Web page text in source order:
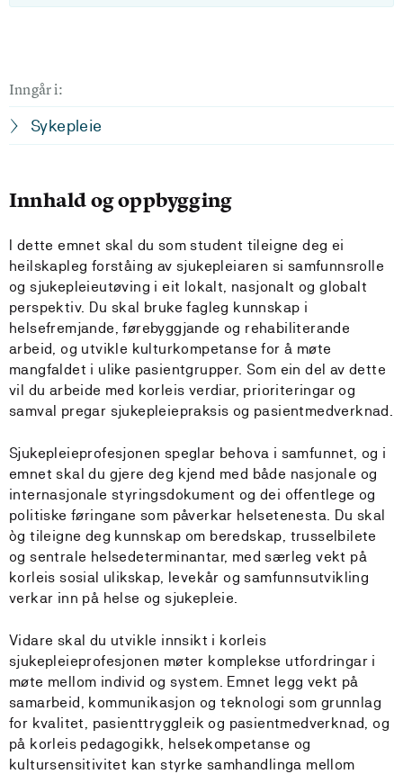
Inngår i:
Sykepleie
Innhald og oppbygging
I dette emnet skal du som student tileigne deg ei
heilskapleg forståing av sjukepleiaren si samfunnsrolle
og sjukepleieutøving i eit lokalt, nasjonalt og globalt
perspektiv. Du skal bruke fagleg kunnskap i
helsefremjande, førebyggjande og rehabiliterande
arbeid, og utvikle kulturkompetanse for å møte
mangfaldet i ulike pasientgrupper. Som ein del av dette
vil du arbeide med korleis verdiar, prioriteringar og
samval pregar sjukepleiepraksis og pasientmedverknad.
Sjukepleieprofesjonen speglar behova i samfunnet, og i
emnet skal du gjere deg kjend med både nasjonale og
internasjonale styringsdokument og dei offentlege og
politiske føringane som påverkar helsetenesta. Du skal
òg tileigne deg kunnskap om beredskap, trusselbilete
og sentrale helsedeterminantar, med særleg vekt på
korleis sosial ulikskap, levekår og samfunnsutvikling
verkar inn på helse og sjukepleie.
Vidare skal du utvikle innsikt i korleis
sjukepleieprofesjonen møter komplekse utfordringar i
møte mellom individ og system. Emnet legg vekt på
samarbeid, kommunikasjon og teknologi som grunnlag
for kvalitet, pasienttryggleik og pasientmedverknad, og
på korleis pedagogikk, helsekompetanse og
kultursensitivitet kan styrke samhandlinga mellom